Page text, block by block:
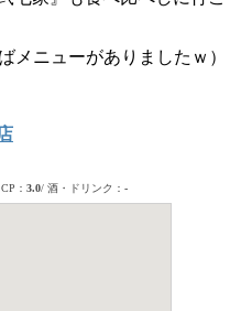
メニューがありましたｗ）